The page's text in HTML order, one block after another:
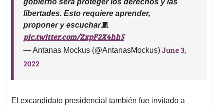
gobierno será proteger los derechos y las
libertades. Esto requiere aprender,
proponer y escuchar🧵
pic.twitter.com/ZxpF2X4hh5
— Antanas Mockus (@AntanasMockus) June 3,
2022
El excandidato presidencial también fue invitado a